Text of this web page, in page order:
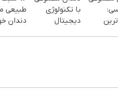
با تکنولوژی
دیجیتال
طبیعی
دندان